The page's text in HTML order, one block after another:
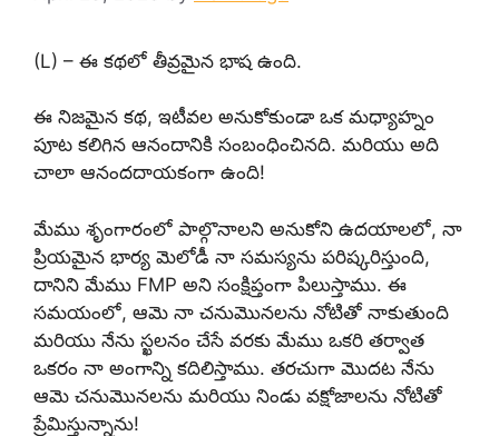
(L) – ఈ కథలో తీవ్రమైన భాష ఉంది.
ఈ నిజమైన కథ, ఇటీవల అనుకోకుండా ఒక మధ్యాహ్నం
పూట కలిగిన ఆనందానికి సంబంధించినది. మరియు అది
చాలా ఆనందదాయకంగా ఉంది!
మేము శృంగారంలో పాల్గొనాలని అనుకోని ఉదయాలలో, నా
ప్రియమైన భార్య మెలోడీ నా సమస్యను పరిష్కరిస్తుంది,
దానిని మేము FMP అని సంక్షిప్తంగా పిలుస్తాము. ఈ
సమయంలో, ఆమె నా చనుమొనలను నోటితో నాకుతుంది
మరియు నేను స్ఖలనం చేసే వరకు మేము ఒకరి తర్వాత
ఒకరం నా అంగాన్ని కదిలిస్తాము. తరచుగా మొదట నేను
ఆమె చనుమొనలను మరియు నిండు వక్షోజాలను నోటితో
ప్రేమిస్తున్నాను!